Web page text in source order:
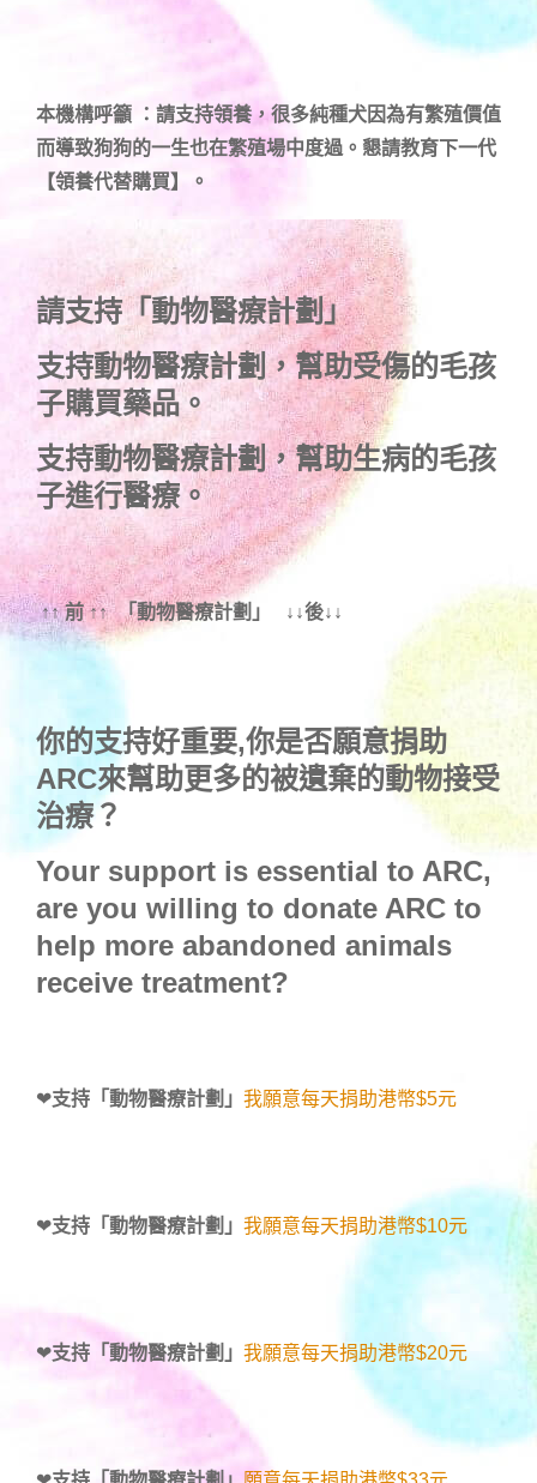
本機構呼籲 ：請支持領養，很多純種犬因為有繁殖價值
而導致狗狗的一生也在繁殖場中度過。懇請教育下一代
【領養代替購買】。
請支持「動物醫療計劃」
支持動物醫療計劃，幫助受傷的毛孩
子購買藥品。
支持動物醫療計劃，幫助生病的毛孩
子進行醫療。
↑↑ 前 ↑↑ 「動物醫療計劃」 ↓↓後↓↓
你的支持好重要,你是否願意捐助
ARC來幫助更多的被遺棄的動物接受
治療？
Your support is essential to ARC,
are you willing to donate ARC to
help more abandoned animals
receive treatment?
❤支持「動物醫療計劃」 我願意每天捐助港幣$5元
❤支持「動物醫療計劃」 我願意每天捐助港幣$10元
❤支持「動物醫療計劃」 我願意每天捐助港幣$20元